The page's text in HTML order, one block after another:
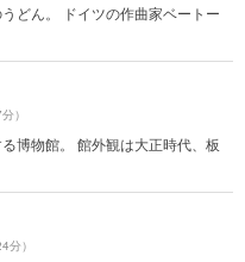
どん。 ドイツの作曲家ベートー
）
博物館。 館外観は大正時代、板
分）